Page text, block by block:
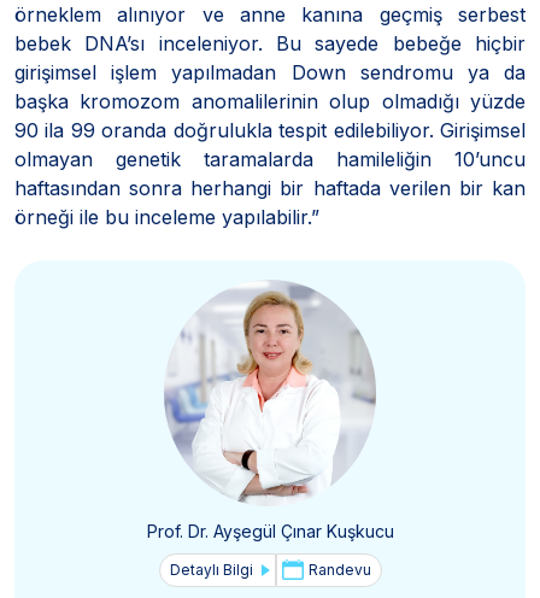
örneklem alınıyor ve anne kanına geçmiş serbest
bebek DNA’sı inceleniyor. Bu sayede bebeğe hiçbir
girişimsel işlem yapılmadan Down sendromu ya da
başka kromozom anomalilerinin olup olmadığı yüzde
90 ila 99 oranda doğrulukla tespit edilebiliyor. Girişimsel
olmayan genetik taramalarda hamileliğin 10’uncu
haftasından sonra herhangi bir haftada verilen bir kan
örneği ile bu inceleme yapılabilir.”
Prof. Dr. Ayşegül Çınar Kuşkucu
Detaylı Bilgi Randevu